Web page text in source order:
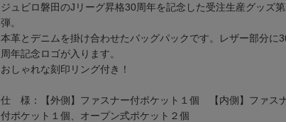
ジュビロ磐田のJリーグ昇格30周年を記念した受注生産グッズ第
弾。
本革とデニムを掛け合わせたバッグパックです。レザー部分に
周年記念ロゴが入ります。
おしゃれな刻印リング付き！
仕 様：【外側】ファスナー付ポケット１個 【内側】ファス
付ポケット１個、オープン式ポケット２個